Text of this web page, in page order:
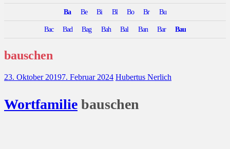
Ba Be Bi Bl Bo Br Bu
Bac Bad Bag Bah Bal Ban Bar Bau
bauschen
23. Oktober 20197. Februar 2024 Hubertus Nerlich
Wortfamilie bauschen